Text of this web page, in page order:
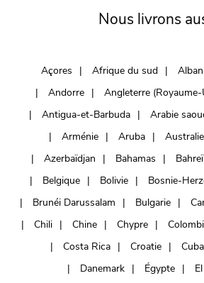
Nous livrons
Açores Afrique du sud
Andorre
Angleterre (Royaume-
Antigua-et-Barbuda
Arabie
Arménie
Aruba Australie
Azerbaïdjan
Bahamas
Belgique
Bolivie Bosnie-
Brunéi Darussalam
Bulgarie
Chili
Chine Chypre
Costa Rica
Croatie Cuba
Danemark
Égypte